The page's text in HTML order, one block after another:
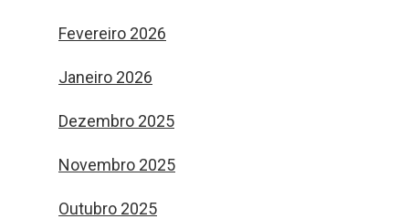
Fevereiro 2026
Janeiro 2026
Dezembro 2025
Novembro 2025
Outubro 2025